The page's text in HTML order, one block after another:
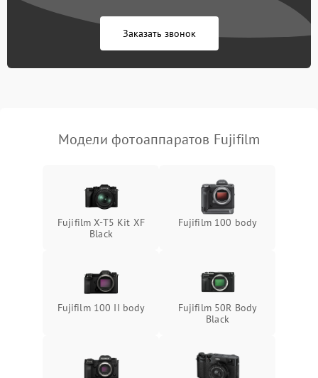
Заказать звонок
Модели фотоаппаратов Fujifilm
Fujifilm X-T5 Kit XF
Black
Fujifilm 100 body
Fujifilm 100 II body
Fujifilm 50R Body
Black